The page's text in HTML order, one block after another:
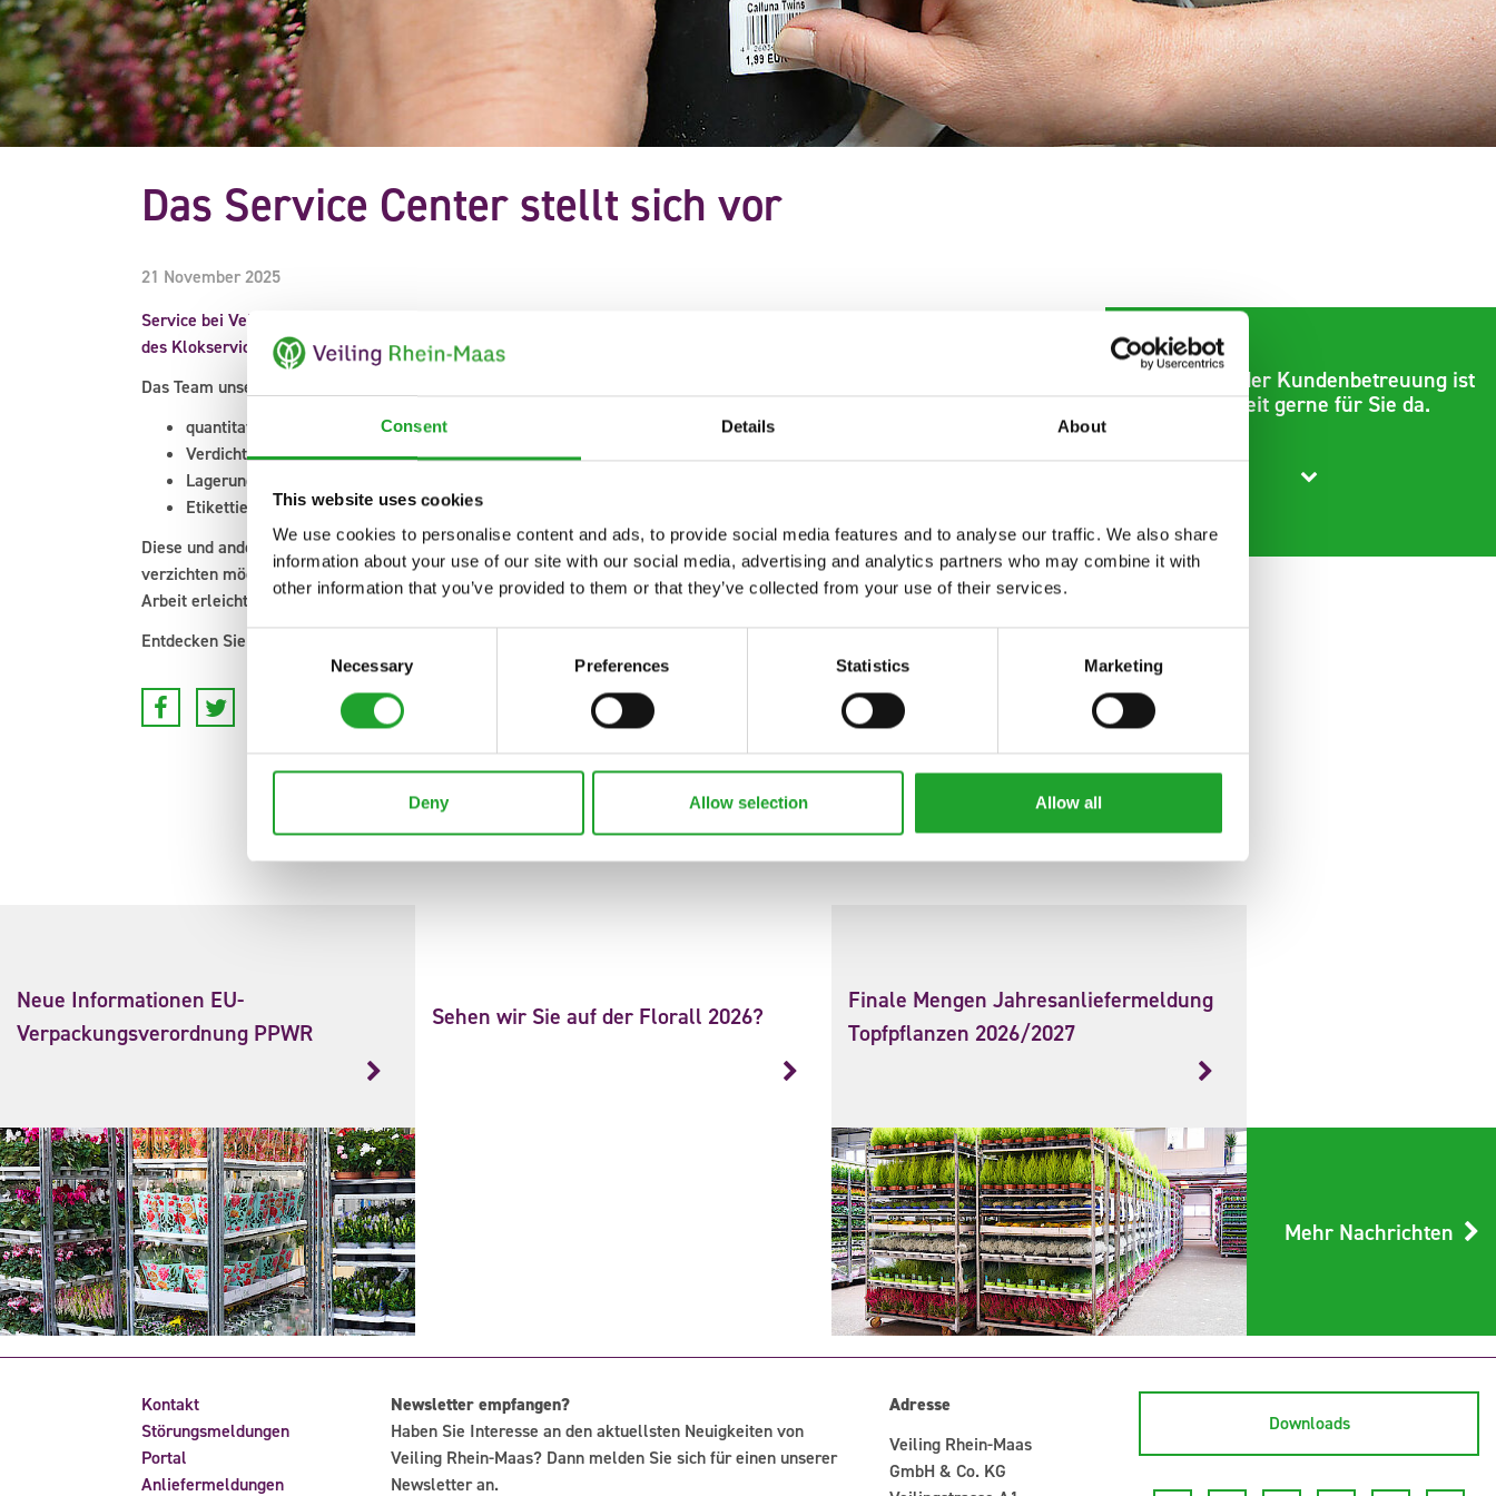
Consent Details About
This website uses cookies
We use cookies to personalise content and ads, to provide social media features and to analyse our traffic. We also share
information about your use of our site with our social media, advertising and analytics partners who may combine it with
other information that you’ve provided to them or that they’ve collected from your use of their services.
Necessary Preferences Statistics Marketing
Deny Allow selection Allow all
Das Service Center stellt sich vor
21 November 2025
Service bei Veiling Rhein-Maas ist das Rundum-Sorglos-Paket für die Kunden der Versteigerungsuhr und
des Klokservice: Denn nach dem Einkauf muss alles reibungslos laufen.
Das Team unseres Service Center übernimmt dabei Aufgaben wie zum Beispiel ...
quantitative Kontrolle
Verdichtung
Lagerung (gekühlt/ungekühlt)
Etikettierung
Diese und andere Leistungen kommen bei den Kunden so gut an, dass viele gar nicht mehr darauf
verzichten möchten. ImVideo erklären zwei von ihnen, wie sehr der Service bei Veiling Rhein-Maas ihre
Arbeit erleichtert.
Entdecken Sie jetzt die Vorzüge des Service Centers für Ihren nächsten Einkauf.
Das Team der Kundenbetreuung ist
jederzeit gerne für Sie da.
Weitere Neuigkeiten
Neue Informationen EU-
Verpackungsverordnung PPWR
Sehen wir Sie auf der Florall 2026?
Finale Mengen Jahresanliefermeldung
Topfpflanzen 2026/2027
Mehr Nachrichten
Kontakt
Störungsmeldungen
Portal
Anliefermeldungen
Newsletter empfangen?
Haben Sie Interesse an den aktuellsten Neuigkeiten von
Veiling Rhein-Maas? Dann melden Sie sich für einen unserer
Newsletter an.
Adresse
Veiling Rhein-Maas
GmbH & Co. KG
Downloads